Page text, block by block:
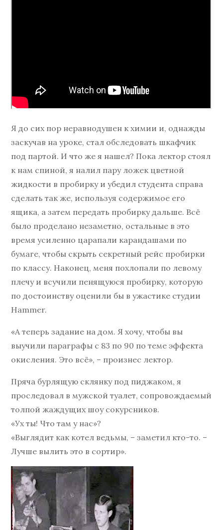
Я до сих пор неравнодушен к химии и, однажды
заскучав на уроке, стал обследовать шкафчик
под партой. И что же я нашел? Пока лектор стоял
к нам спиной, я налил пару ложек цветной
жидкости в пробирку и убедил студента справа
сделать так же, используя содержимое его
ящика, а затем передать пробирку дальше. Всё
было проделано незаметно, остальные в это
время усиленно царапали карандашами по
бумаге, чтобы скрыть секретный рейс пробирки
по классу. Наконец, меня похлопали по левому
плечу и всучили пенящуюся пробирку, которую
по достоинству оценили бы в ужастике студии
Hammer.
«А теперь задание на дом. Я хочу, чтобы вы
выучили параграфы с 83 по 90 по теме эффекта
окисления. Это всё», – произнес лектор.
Пряча бурлящую склянку под пиджаком, я
проследовал в мужской туалет, сопровождаемый
толпой жаждущих шоу сокурсников.
«Ух ты! Что там у нас»?
«Выглядит как котел ведьмы, – заметил кто-то. –
Лучше вылить это в сортир».